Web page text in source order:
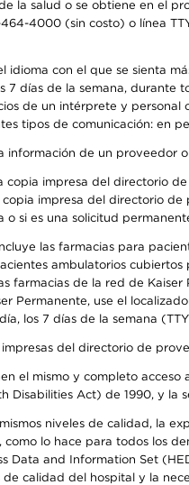
la salud o se obtiene en el
4000 (sin costo) o línea
idioma con el que se sienta
7 días de la semana,
de un intérprete y
tipos de comunicación: en
información de un proveedor
copia impresa del directorio
impresa del directorio
o si es una solicitud
las farmacias para
ambulatorios
farmacias de la red de
Permanente, use el
los 7 días de la semana (TTY
del directorio de
el mismo y completo
Disabilities Act) de 1990, y
niveles de calidad, la
como lo hace para todos los
Data and Information Set
calidad del hospital y la